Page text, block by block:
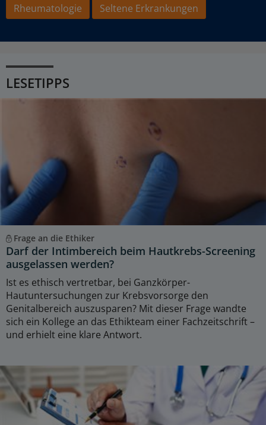
Rheumatologie
Seltene Erkrankungen
LESETIPPS
Frage an die Ethiker
Darf der Intimbereich beim Hautkrebs-Screening
ausgelassen werden?
Ist es ethisch vertretbar, bei Ganzkörper-
Hautuntersuchungen zur Krebsvorsorge den
Genitalbereich auszusparen? Mit dieser Frage wandte
sich ein Kollege an das Ethikteam einer Fachzeitschrift –
und erhielt eine klare Antwort.